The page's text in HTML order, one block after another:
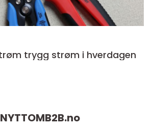
Elektriker lillestrøm trygg strøm i hverdagen
NYTTOMB2B.no